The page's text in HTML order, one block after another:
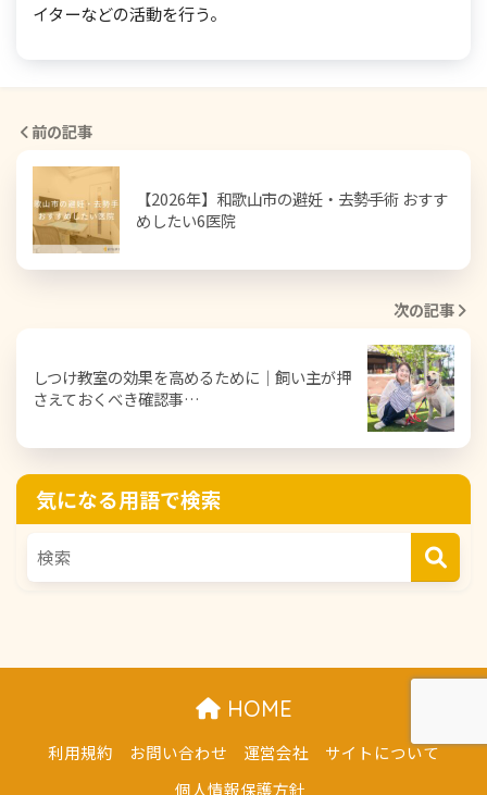
イターなどの活動を行う。
前の記事
【2026年】和歌山市の避妊・去勢手術 おすす
めしたい6医院
次の記事
しつけ教室の効果を高めるために｜飼い主が押
さえておくべき確認事…
気になる用語で検索
HOME
利用規約 お問い合わせ 運営会社
サイトについて
個人情報保護方針